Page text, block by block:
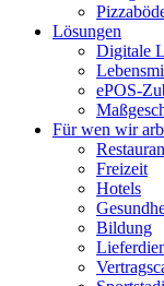
Lösungen
Digitale
ePOS-
Für wen wir
Freizeit
Hotels
Bildung